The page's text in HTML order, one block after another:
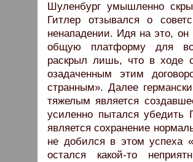
Шуленбург умышленно
Гитлер отзывался о
ненападении. Идя на это, он
общую платформу для
раскрыл лишь, что в ходе
озадаченным этим
странным». Далее
тяжелым является
усиленно пытался убедить
является сохранение
не добился в этом успеха
остался какой-то